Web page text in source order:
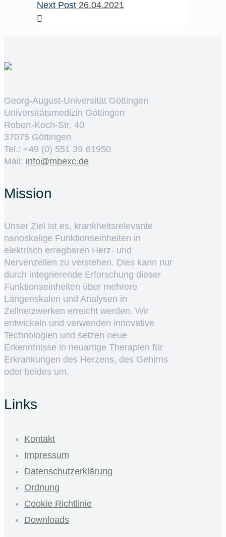
Next Post 26.04.2021
Georg-August-Universität Göttingen
Universitätsmedizin Göttingen
Robert-Koch-Str. 40
37075 Göttingen
Tel.: +49 (0) 551 39-61950
Mail: ed.cxebm@ofni
Mission
Unser Ziel ist es, krankheitsrelevante
nanoskalige Funktionseinheiten in
elektrisch erregbaren Herz- und
Nervenzellen zu verstehen. Dies kann nur
durch integrierende Erforschung dieser
Funktionseinheiten über mehrere
Längenskalen und Analysen in
Zellnetzwerken erreicht werden. Wir
entwickeln und verwenden innovative
Technologien und setzen neue
Erkenntnisse in neuartige Therapien für
Erkrankungen des Herzens, des Gehirns
oder beides um.
Links
Kontakt
Impressum
Datenschutzerklärung
Ordnung
Cookie Richtlinie
Downloads